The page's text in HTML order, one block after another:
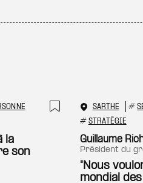
Ajouter à
la
son
SARTHE #
# STRATÉGIE
Guillaume
président du
"Nous
mondial